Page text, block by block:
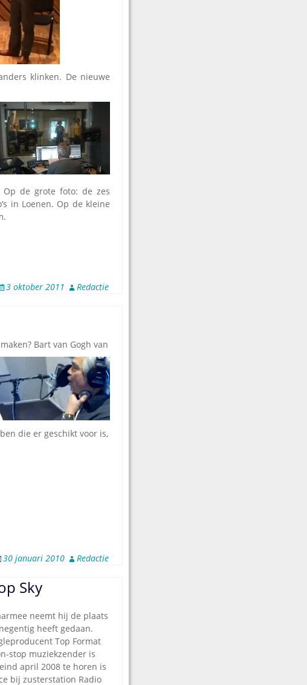
klinken. De nieuwe
Op de grote foto: de zes
in Loenen. Op de kleine
3 oktober 2011 Redactie
Bart van Gogh van
die er geschikt voor is,
30 januari 2010 Redactie
Sky
neemt hij de plaats
heeft gedaan.
Top Format
stop muziekzender is
april 2008 te horen is
bij zusterstation Radio